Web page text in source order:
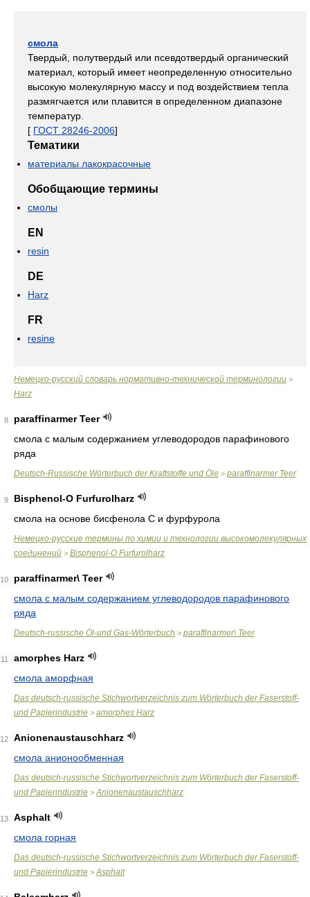
смола
Твердый, полутвердый или псевдотвердый органический
материал, который имеет неопределенную относительно
высокую молекулярную массу и под воздействием тепла
размягчается или плавится в определенном диапазоне
температур.
[ ГОСТ 28246-2006]
Тематики
материалы лакокрасочные
Обобщающие термины
смолы
EN
resin
DE
Harz
FR
resine
Немецко-русский словарь нормативно-технической терминологии >
Harz
8
paraffinarmer Teer
смола с малым содержанием углеводородов парафинового
ряда
Deutsch-Russische Wörterbuch der Kraftstoffe und Öle > paraffinarmer Teer
9
Bisphenol-O Furfurolharz
смола на основе бисфенола С и фурфурола
Немецко-русские термины по химии и технологии высокомолекулярных
соединений > Bisphenol-O Furfurolharz
10
paraffinarmer\ Teer
смола с малым содержанием углеводородов парафинового
ряда
Deutsch-russische Öl-und Gas-Wörterbuch > paraffinarmer\ Teer
11
amorphes Harz
смола аморфная
Das deutsch-russische Stichwortverzeichnis zum Wörterbuch der Faserstoff-
und Papierindustrie > amorphes Harz
12
Anionenaustauschharz
смола анионообменная
Das deutsch-russische Stichwortverzeichnis zum Wörterbuch der Faserstoff-
und Papierindustrie > Anionenaustauschharz
13
Asphalt
смола горная
Das deutsch-russische Stichwortverzeichnis zum Wörterbuch der Faserstoff-
und Papierindustrie > Asphalt